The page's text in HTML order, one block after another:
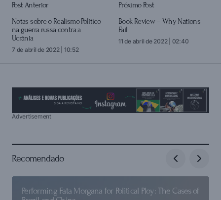
Post Anterior
Notas sobre o Realismo Político
na guerra russa contra a
Ucrânia
7 de abril de 2022 | 10:52
Próximo Post
Book Review – Why Nations
Fail
11 de abril de 2022 | 02:40
Advertisement
Recomendado
Performing Fata Morgana for Political Ploy: The Cases of